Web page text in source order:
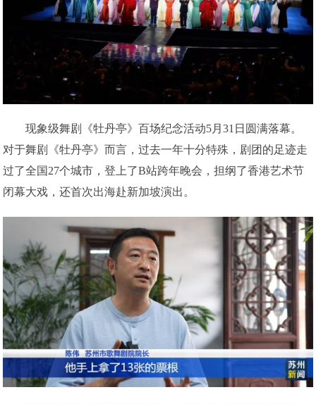
现象级舞剧《牡丹亭》百场纪念活动5月31日圆满落幕。
对于舞剧《牡丹亭》而言，过去一年十分特殊，剧团的足迹走
过了全国27个城市，登上了B站跨年晚会，担纲了香港艺术节
闭幕大戏，还首次出海赴新加坡演出。